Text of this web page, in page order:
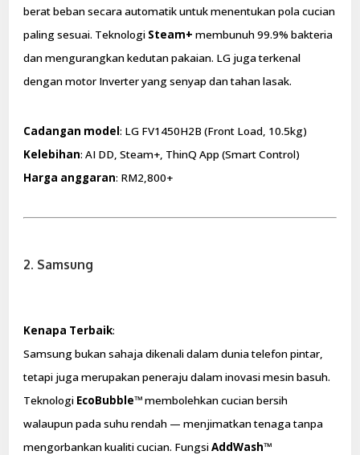
berat beban secara automatik untuk menentukan pola cucian
paling sesuai. Teknologi Steam+ membunuh 99.9% bakteria
dan mengurangkan kedutan pakaian. LG juga terkenal
dengan motor Inverter yang senyap dan tahan lasak.
Cadangan model: LG FV1450H2B (Front Load, 10.5kg)
Kelebihan: AI DD, Steam+, ThinQ App (Smart Control)
Harga anggaran: RM2,800+
2. Samsung
Kenapa Terbaik:
Samsung bukan sahaja dikenali dalam dunia telefon pintar,
tetapi juga merupakan peneraju dalam inovasi mesin basuh.
Teknologi EcoBubble™membolehkan cucian bersih
walaupun pada suhu rendah — menjimatkan tenaga tanpa
mengorbankan kualiti cucian. FungsiAddWash™